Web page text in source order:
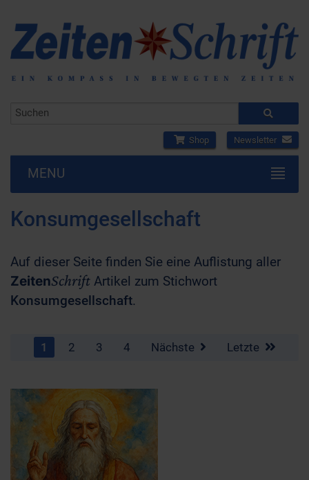
Shop Newsletter
MENU
Konsumgesellschaft
Auf dieser Seite finden Sie eine Auflistung aller
ZeitenSchrift Artikel zum Stichwort
Konsumgesellschaft.
1 2 3 4 Nächste Letzte